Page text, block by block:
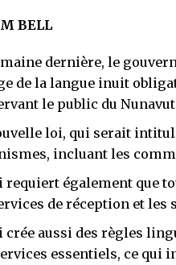
BELL
dernière, le
de la langue inuit
le public du
loi, qui serait
incluant les
requiert également que
de réception et les
crée aussi des règles
essentiels, ce qui